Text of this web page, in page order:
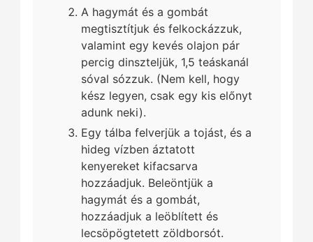
A hagymát és a gombát
megtisztítjuk és felkockázzuk,
valamint egy kevés olajon pár
percig dinszteljük, 1,5 teáskanál
sóval sózzuk. (Nem kell, hogy
kész legyen, csak egy kis előnyt
adunk neki).
Egy tálba felverjük a tojást, és a
hideg vízben áztatott
kenyereket kifacsarva
hozzáadjuk. Beleöntjük a
hagymát és a gombát,
hozzáadjuk a leöblített és
lecsöpögtetett zöldborsót.